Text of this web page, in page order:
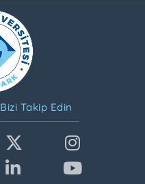
Bizi Takip Edin